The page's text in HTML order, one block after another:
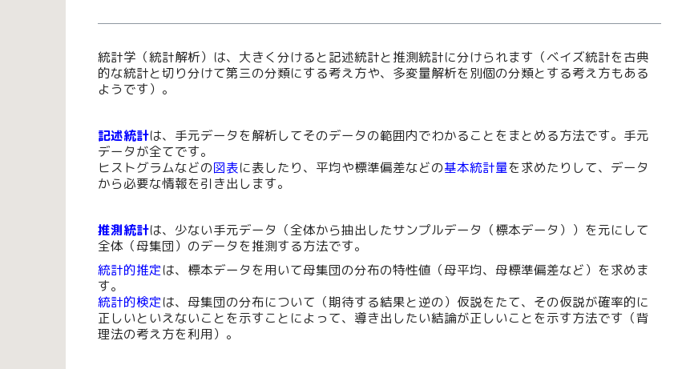
統計学（統計解析）は、大きく分けると記述統計と推測統計に分けられます（ベイズ統計を古典
的な統計と切り分けて第三の分類にする考え方や、多変量解析を別個の分類とする考え方もある
ようです）。
記述統計は、手元データを解析してそのデータの範囲内でわかることをまとめる方法です。手元
データが全てです。
ヒストグラムなどの図表に表したり、平均や標準偏差などの基本統計量を求めたりして、データ
から必要な情報を引き出します。
推測統計は、少ない手元データ（全体から抽出したサンプルデータ（標本データ））を元にして
全体（母集団）のデータを推測する方法です。
統計的推定は、標本データを用いて母集団の分布の特性値（母平均、母標準偏差など）を求めま
す。
統計的検定は、母集団の分布について（期待する結果と逆の）仮説をたて、その仮説が確率的に
正しいといえないことを示すことによって、導き出したい結論が正しいことを示す方法です（背
理法の考え方を利用）。